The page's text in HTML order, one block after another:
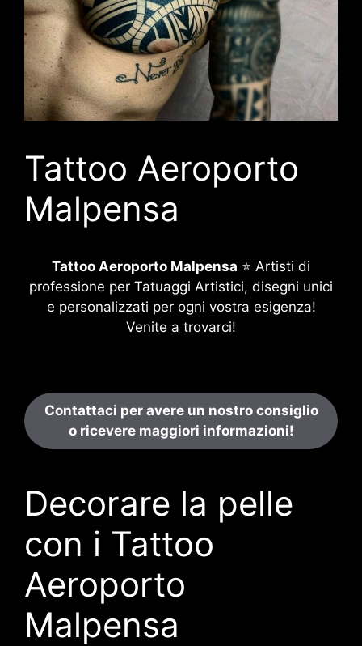
Tattoo Aeroporto
Malpensa
Tattoo Aeroporto Malpensa ⭐ Artisti di
professione per Tatuaggi Artistici, disegni unici
e personalizzati per ogni vostra esigenza!
Venite a trovarci!
Contattaci per avere un nostro consiglio
o ricevere maggiori informazioni!
Decorare la pelle
con i Tattoo
Aeroporto
Malpensa